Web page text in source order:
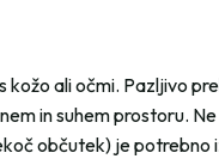
ali očmi. Pazljivo
in suhem prostoru.
občutek) je potrebno